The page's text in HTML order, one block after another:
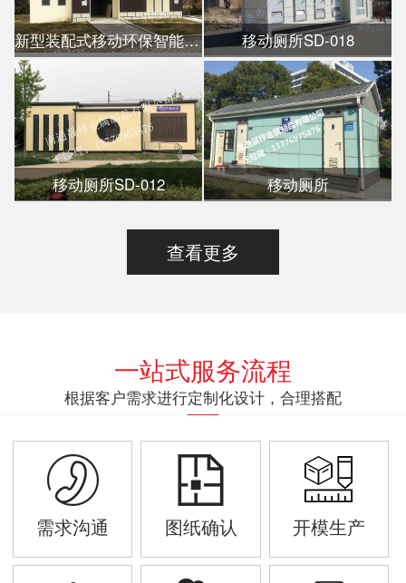
新型装配式移动环保智能公厕 移动厕所SD-018
移动厕所SD-012 移动厕所
查看更多
一站式服务流程
根据客户需求进行定制化设计，合理搭配
需求沟通 图纸确认 开模生产